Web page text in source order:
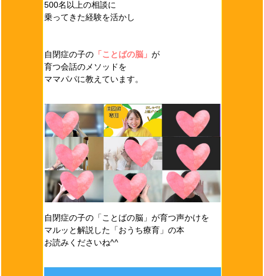
500名以上の相談に
乗ってきた経験を活かし
自閉症の子の「ことばの脳」 が
育つ会話のメソッドを
ママパパに教えています。
自閉症の子の「ことばの脳」が育つ声かけを
マルッと解説した「おうち療育」の本
お読みくださいね^^